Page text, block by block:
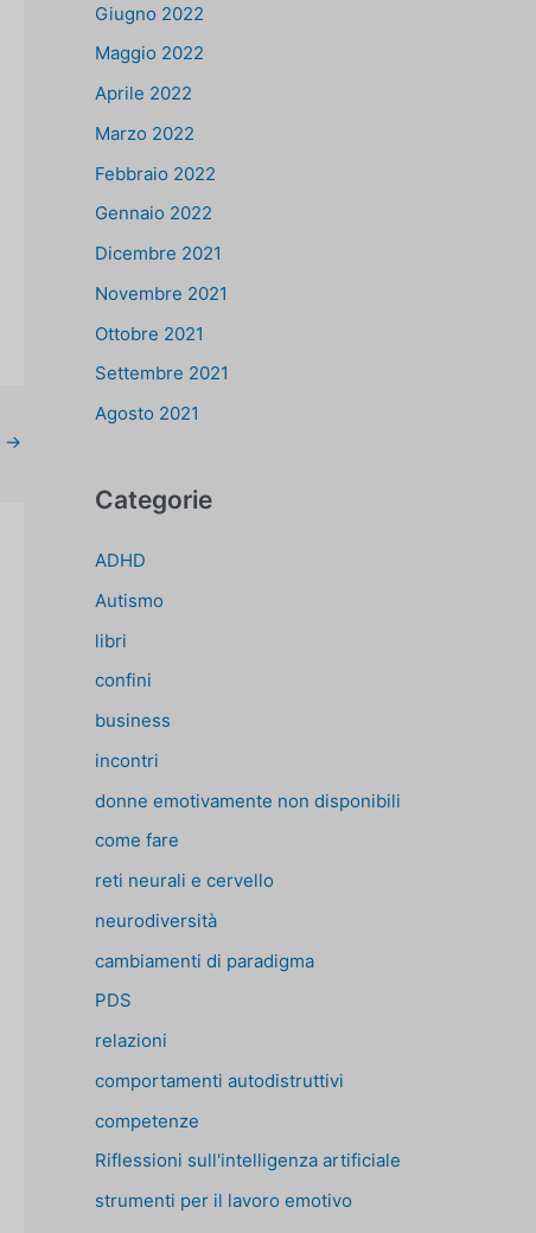
→
Giugno 2022
Maggio 2022
Aprile 2022
Marzo 2022
Febbraio 2022
Gennaio 2022
Dicembre 2021
Novembre 2021
Ottobre 2021
Settembre 2021
Agosto 2021
Categorie
ADHD
Autismo
libri
confini
business
incontri
donne emotivamente non disponibili
come fare
reti neurali e cervello
neurodiversità
cambiamenti di paradigma
PDS
relazioni
comportamenti autodistruttivi
competenze
Riflessioni sull'intelligenza artificiale
strumenti per il lavoro emotivo